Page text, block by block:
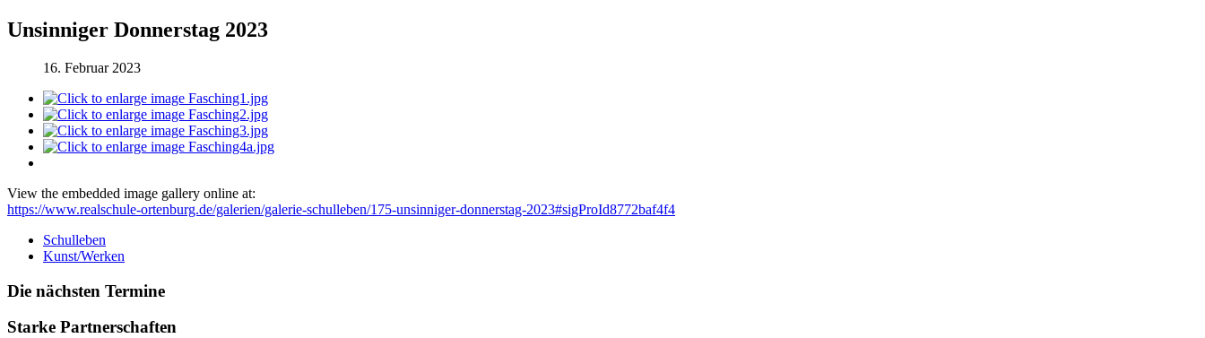
Unsinniger Donnerstag 2023
16. Februar 2023
View the embedded image gallery online at:
https://www.realschule-ortenburg.de/galerien/galerie-schulleben/175-unsinniger-donnerstag-2023#sigProId8772baf4f4
Schulleben
Kunst/Werken
Die nächsten Termine
Starke Partnerschaften